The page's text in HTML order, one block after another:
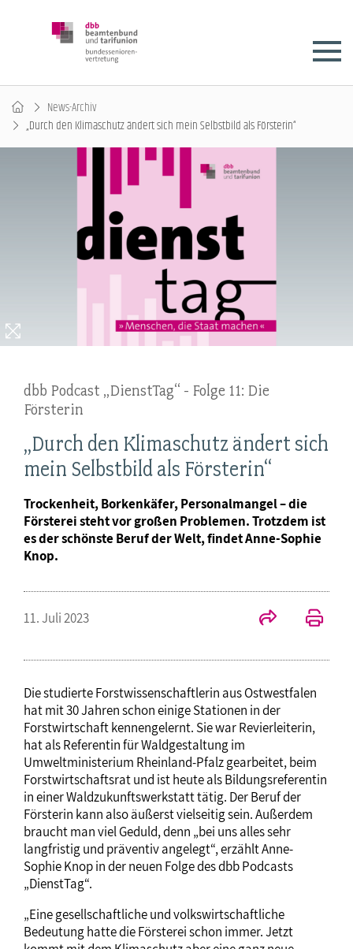
News-Archiv
„Durch den Klimaschutz ändert sich mein Selbstbild als Försterin“
dbb Podcast „DienstTag“ - Folge 11: Die
Försterin
„Durch den Klimaschutz ändert sich
mein Selbstbild als Försterin“
Trockenheit, Borkenkäfer, Personalmangel – die
Försterei steht vor großen Problemen. Trotzdem ist
es der schönste Beruf der Welt, findet Anne-Sophie
Knop.
11. Juli 2023
Die studierte Forstwissenschaftlerin aus Ostwestfalen
hat mit 30 Jahren schon einige Stationen in der
Forstwirtschaft kennengelernt. Sie war Revierleiterin,
hat als Referentin für Waldgestaltung im
Umweltministerium Rheinland-Pfalz gearbeitet, beim
Forstwirtschaftsrat und ist heute als Bildungsreferentin
in einer Waldzukunftswerkstatt tätig. Der Beruf der
Försterin kann also äußerst vielseitig sein. Außerdem
braucht man viel Geduld, denn „bei uns alles sehr
langfristig und präventiv angelegt“, erzählt Anne-
Sophie Knop in der neuen Folge des dbb Podcasts
„DienstTag“.
„Eine gesellschaftliche und volkswirtschaftliche
Bedeutung hatte die Försterei schon immer. Jetzt